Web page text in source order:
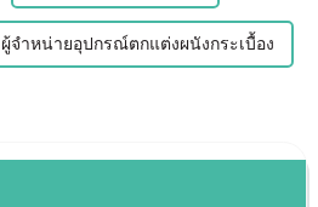
ผู้จำหน่ายอุปกรณ์ตกแต่งผนังกระเบื้อง